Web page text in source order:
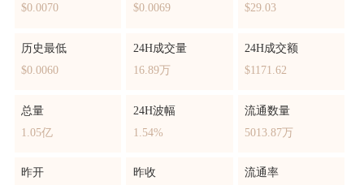
$0.0070
$0.0069
$29.03
历史最低
$0.0060
24H成交量
16.89万
24H成交额
$1171.62
总量
1.05亿
24H波幅
1.54%
流通数量
5013.87万
昨开
昨收
流通率